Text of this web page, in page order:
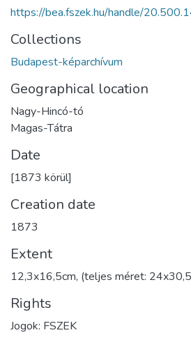
https://bea.fszek.hu/handle/
Collections
Budapest-képarchívum
Geographical location
Nagy-Hincó-tó
Magas-Tátra
Date
[1873 körül]
Creation date
1873
Extent
12,3x16,5cm, (teljes méret:
Rights
Jogok: FSZEK